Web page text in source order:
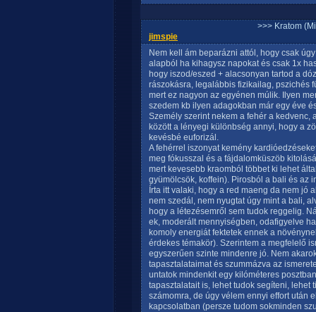
>>> Kratom
jimspie
Nem kell ám beparázni attól, hogy csak
alapból ha kihagysz napokat és csak 1x
hogy iszod/eszed + alacsonyan tartod a
rászokásra, legalábbis fizikailag, pszichés
mert ez nagyon az egyénen múlik. Ilyen
szedem kb ilyen adagokban már egy éve
Személy szerint nekem a fehér a kedvenc,
között a lényegi különbség annyi, hogy a
kevésbé euforizál.
A fehérrel iszonyat kemény
meg fókusszal és a fájdalomküszöb
mert kevesebb kraomból többet ki lehet
gyümölcsök, koffein). Pirosból a bali és az
Írta itt valaki, hogy a red maeng da nem jó
nem szedál, nem nyugtat úgy mint a bali,
hogy a létezésemről sem tudok reggelig.
ek, moderált mennyiségben, odafigyelve
komoly energiát fektetek ennek a
érdekes témakör). Szerintem a megfelelő
egyszerűen szinte mindenre jó. Nem
tapasztalataimat és szummázva az
untatok mindenkit egy kilóméteres
tapasztalatait is, lehet tudok segíteni, lehet
számomra, de úgy vélem ennyi effort után
kapcsolatban (persze tudom sokminden